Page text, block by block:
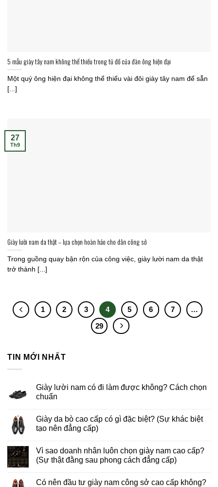
5 mẫu giày tây nam không thể thiếu trong tủ đồ của đàn ông hiện đại
Một quý ông hiện đại không thể thiếu vài đôi giày tây nam để sẵn
[...]
Giày lười nam da thật – lựa chọn hoàn hảo cho dân công sở
Trong guồng quay bận rộn của công việc, giày lười nam da thật
trở thành [...]
27
Th9
1 2 3 4 5 6 7
…
29
TIN MỚI NHẤT
Giày lười nam có đi làm được không? Cách chọn
chuẩn
Giày da bò cao cấp có gì đặc biệt? (Sự khác biệt
tạo nên đẳng cấp)
Vì sao doanh nhân luôn chọn giày nam cao cấp?
(Sự thật đằng sau phong cách đẳng cấp)
Có nên đầu tư giày nam công sở cao cấp không?